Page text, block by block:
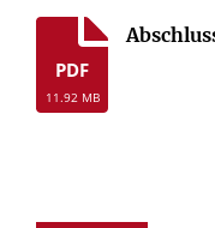
PDF
11.92 MB